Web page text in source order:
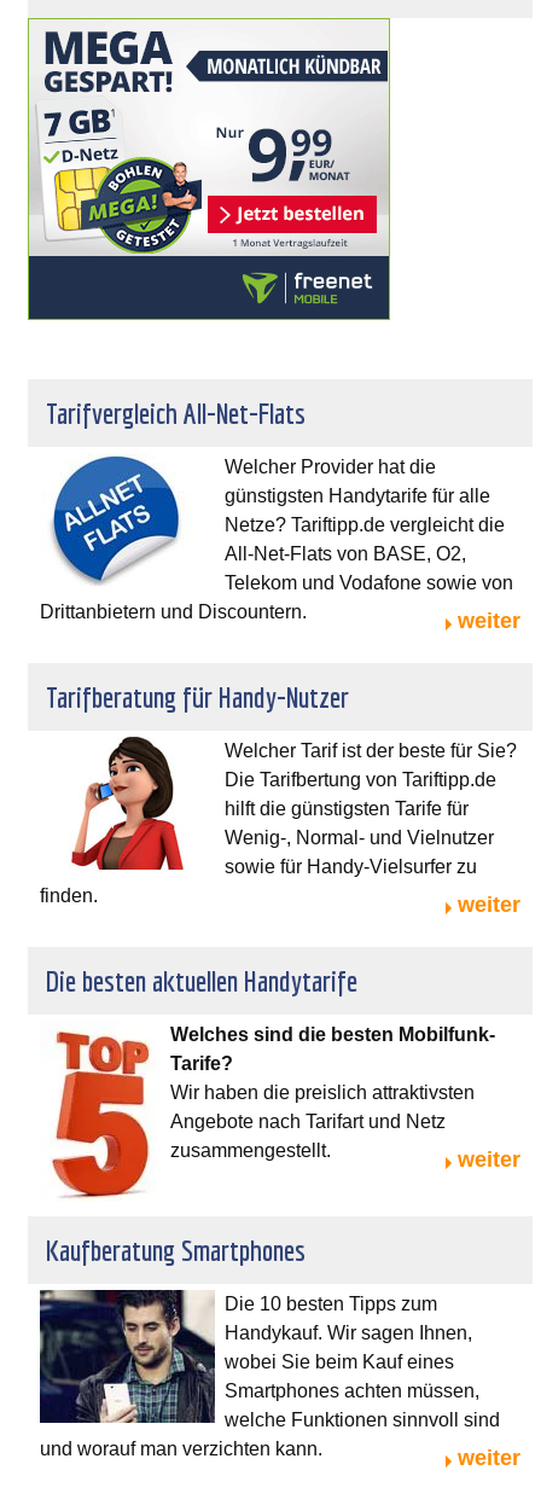
Tarifvergleich All-Net-Flats
Welcher Provider hat die
günstigsten Handytarife für alle
Netze? Tariftipp.de vergleicht die
All-Net-Flats von BASE, O2,
Telekom und Vodafone sowie von
Drittanbietern und Discountern.
weiter
Tarifberatung für Handy-Nutzer
Welcher Tarif ist der beste für Sie?
Die Tarifbertung von Tariftipp.de
hilft die günstigsten Tarife für
Wenig-, Normal- und Vielnutzer
sowie für Handy-Vielsurfer zu
finden.
weiter
Die besten aktuellen Handytarife
Welches sind die besten Mobilfunk-
Tarife?
Wir haben die preislich attraktivsten
Angebote nach Tarifart und Netz
zusammengestellt.
weiter
Kaufberatung Smartphones
Die 10 besten Tipps zum
Handykauf. Wir sagen Ihnen,
wobei Sie beim Kauf eines
Smartphones achten müssen,
welche Funktionen sinnvoll sind
und worauf man verzichten kann.
weiter